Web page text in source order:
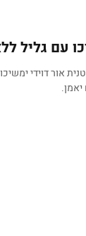
עם גליל
אור דוידי